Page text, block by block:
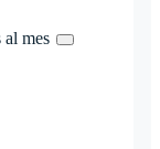
al mes